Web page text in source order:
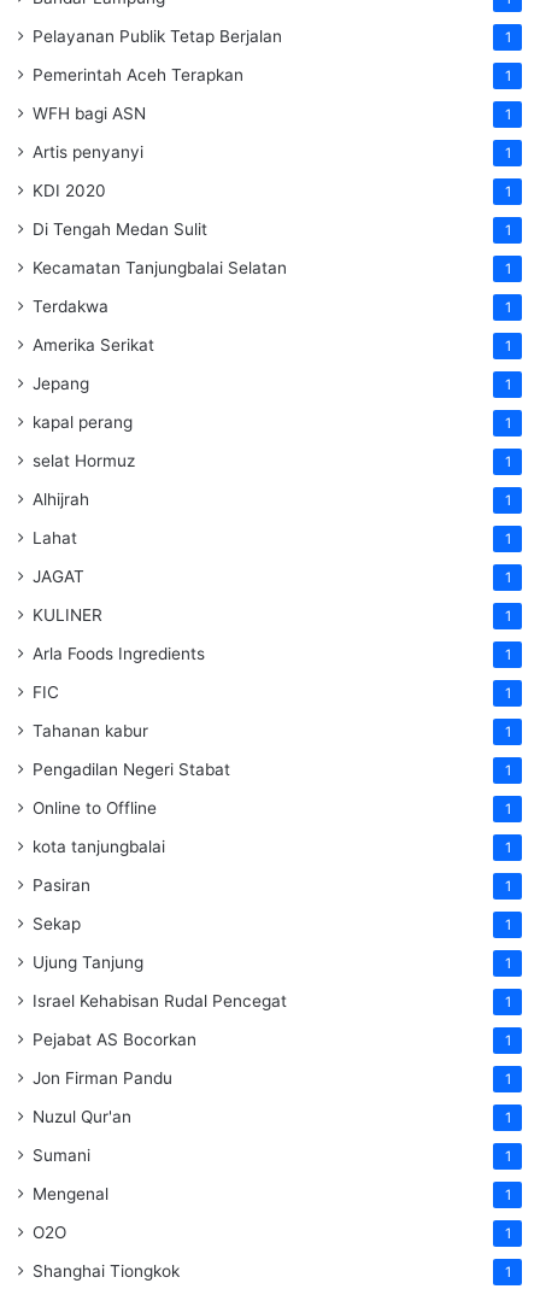
Pelayanan Publik Tetap Berjalan 1
Pemerintah Aceh Terapkan 1
WFH bagi ASN 1
Artis penyanyi 1
KDI 2020 1
Di Tengah Medan Sulit 1
Kecamatan Tanjungbalai Selatan 1
Terdakwa 1
Amerika Serikat 1
Jepang 1
kapal perang 1
selat Hormuz 1
Alhijrah 1
Lahat 1
JAGAT 1
KULINER 1
Arla Foods Ingredients 1
FIC 1
Tahanan kabur 1
Pengadilan Negeri Stabat 1
Online to Offline 1
kota tanjungbalai 1
Pasiran 1
Sekap 1
Ujung Tanjung 1
Israel Kehabisan Rudal Pencegat 1
Pejabat AS Bocorkan 1
Jon Firman Pandu 1
Nuzul Qur'an 1
Sumani 1
Mengenal 1
O2O 1
Shanghai Tiongkok 1